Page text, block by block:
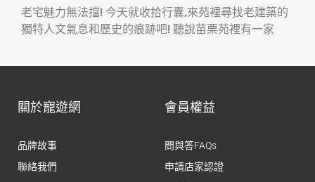
老宅魅力無法擋! 今天就收拾行囊,來苑裡尋找老建築的
獨特人文氣息和歷史的痕跡吧! 聽說苗栗苑裡有一家
關於寵遊網
品牌故事
聯絡我們
會員權益
問與答FAQs
申請店家認證